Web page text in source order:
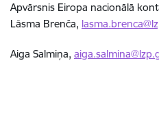
Apvārsnis Eiropa nacionālā
Lāsma Brenča,
Aiga Salmiņa,